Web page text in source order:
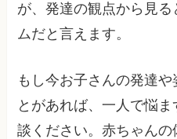
が、発達の観点から見
ムだと言えます。
もし今お子さんの発達
とがあれば、一人で悩
談ください。赤ちゃん